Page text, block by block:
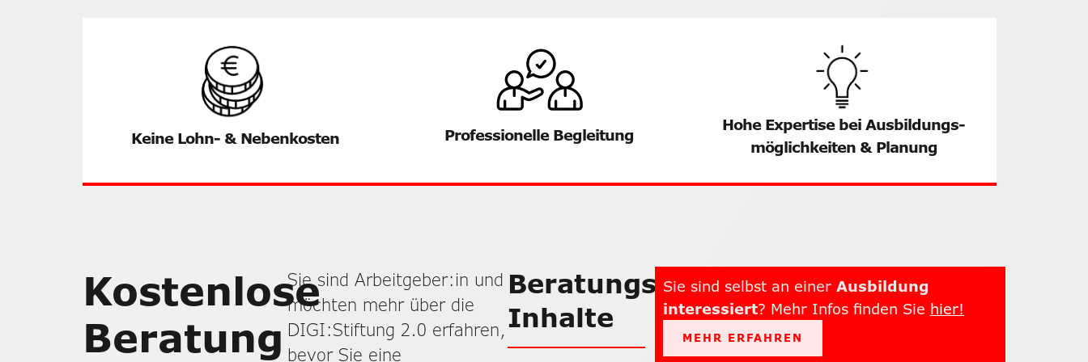
Keine Lohn- & Nebenkosten Professionelle Begleitung
Hohe Expertise bei Ausbildungs­
möglichkeiten & Planung
Kostenlose
Beratung
Sie sind Arbeitgeber:in und
möchten mehr über die
DIGI:Stiftung 2.0 erfahren,
bevor Sie eine
Beratungs-
Inhalte
Sie sind selbst an einer Ausbildung
interessiert? Mehr Infos finden Sie hier!
MEHR ERFAHREN